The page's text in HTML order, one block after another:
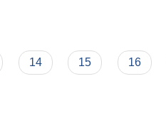
14 15 16